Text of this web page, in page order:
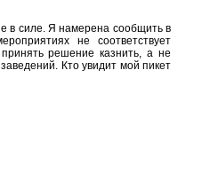
в силе. Я намерена сообщить в
не соответствует
решение казнить, а не
Кто увидит мой пикет